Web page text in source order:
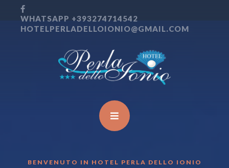
WHATSAPP +393274714542
HOTELPERLADELLOIONIO@GMAIL.COM
BENVENUTO IN HOTEL PERLA DELLO IONIO